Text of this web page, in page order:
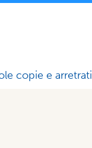
copie e arretrati